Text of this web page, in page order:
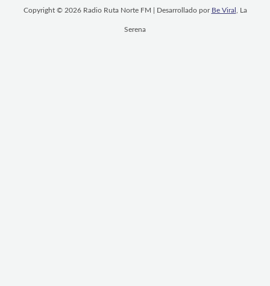
Copyright © 2026 Radio Ruta Norte FM | Desarrollado por Be Viral , La
Serena